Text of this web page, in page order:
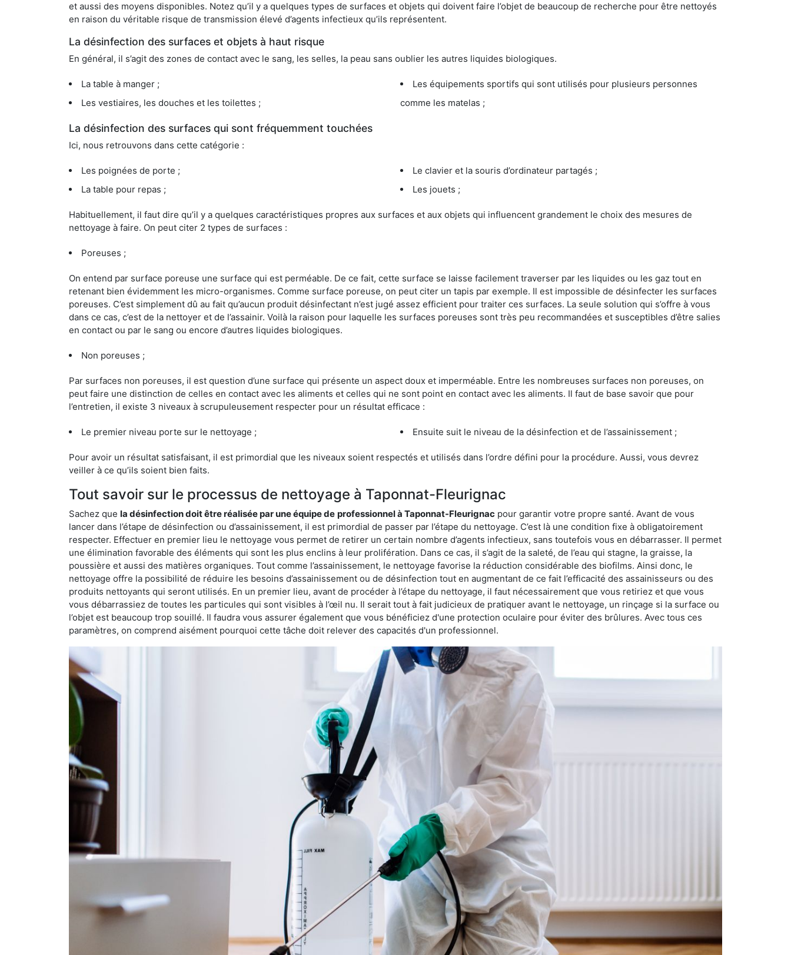
et aussi des moyens disponibles. Notez qu’il y a quelques types de surfaces et objets qui doivent faire l’objet de beaucoup de recherche pour être nettoyés
en raison du véritable risque de transmission élevé d’agents infectieux qu’ils représentent.
La désinfection des surfaces et objets à haut risque
En général, il s’agit des zones de contact avec le sang, les selles, la peau sans oublier les autres liquides biologiques.
La table à manger ;
Les vestiaires, les douches et les toilettes ;
Les équipements sportifs qui sont utilisés pour plusieurs personnes
comme les matelas ;
La désinfection des surfaces qui sont fréquemment touchées
Ici, nous retrouvons dans cette catégorie :
Les poignées de porte ;
La table pour repas ;
Le clavier et la souris d’ordinateur partagés ;
Les jouets ;
Habituellement, il faut dire qu’il y a quelques caractéristiques propres aux surfaces et aux objets qui influencent grandement le choix des mesures de
nettoyage à faire. On peut citer 2 types de surfaces :
Poreuses ;
On entend par surface poreuse une surface qui est perméable. De ce fait, cette surface se laisse facilement traverser par les liquides ou les gaz tout en
retenant bien évidemment les micro-organismes. Comme surface poreuse, on peut citer un tapis par exemple. Il est impossible de désinfecter les surfaces
poreuses. C’est simplement dû au fait qu’aucun produit désinfectant n’est jugé assez efficient pour traiter ces surfaces. La seule solution qui s’offre à vous
dans ce cas, c’est de la nettoyer et de l’assainir. Voilà la raison pour laquelle les surfaces poreuses sont très peu recommandées et susceptibles d’être salies
en contact ou par le sang ou encore d’autres liquides biologiques.
Non poreuses ;
Par surfaces non poreuses, il est question d’une surface qui présente un aspect doux et imperméable. Entre les nombreuses surfaces non poreuses, on
peut faire une distinction de celles en contact avec les aliments et celles qui ne sont point en contact avec les aliments. Il faut de base savoir que pour
l’entretien, il existe 3 niveaux à scrupuleusement respecter pour un résultat efficace :
Le premier niveau porte sur le nettoyage ; Ensuite suit le niveau de la désinfection et de l’assainissement ;
Pour avoir un résultat satisfaisant, il est primordial que les niveaux soient respectés et utilisés dans l’ordre défini pour la procédure. Aussi, vous devrez
veiller à ce qu’ils soient bien faits.
Tout savoir sur le processus de nettoyage à Taponnat-Fleurignac
Sachez que la désinfection doit être réalisée par une équipe de professionnel à Taponnat-Fleurignac pour garantir votre propre santé. Avant de vous
lancer dans l’étape de désinfection ou d’assainissement, il est primordial de passer par l’étape du nettoyage. C’est là une condition fixe à obligatoirement
respecter. Effectuer en premier lieu le nettoyage vous permet de retirer un certain nombre d’agents infectieux, sans toutefois vous en débarrasser. Il permet
une élimination favorable des éléments qui sont les plus enclins à leur prolifération. Dans ce cas, il s’agit de la saleté, de l’eau qui stagne, la graisse, la
poussière et aussi des matières organiques. Tout comme l’assainissement, le nettoyage favorise la réduction considérable des biofilms. Ainsi donc, le
nettoyage offre la possibilité de réduire les besoins d’assainissement ou de désinfection tout en augmentant de ce fait l’efficacité des assainisseurs ou des
produits nettoyants qui seront utilisés. En un premier lieu, avant de procéder à l’étape du nettoyage, il faut nécessairement que vous retiriez et que vous
vous débarrassiez de toutes les particules qui sont visibles à l’œil nu. Il serait tout à fait judicieux de pratiquer avant le nettoyage, un rinçage si la surface ou
l’objet est beaucoup trop souillé. Il faudra vous assurer également que vous bénéficiez d'une protection oculaire pour éviter des brûlures. Avec tous ces
paramètres, on comprend aisément pourquoi cette tâche doit relever des capacités d'un professionnel.